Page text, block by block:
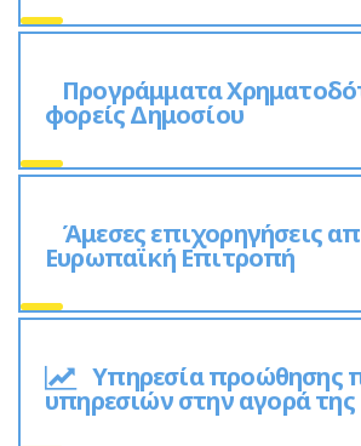
Προγράμματα
φορείς Δημοσίου
Άμεσες επιχορηγήσεις
Ευρωπαϊκή Επιτροπή
Υπηρεσία προώθησης
υπηρεσιών στην αγορά της